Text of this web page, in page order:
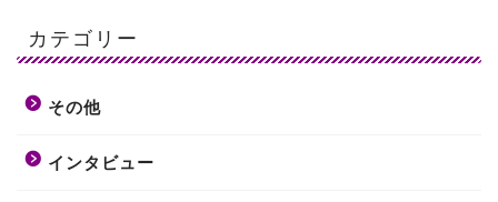
カテゴリー
その他
インタビュー